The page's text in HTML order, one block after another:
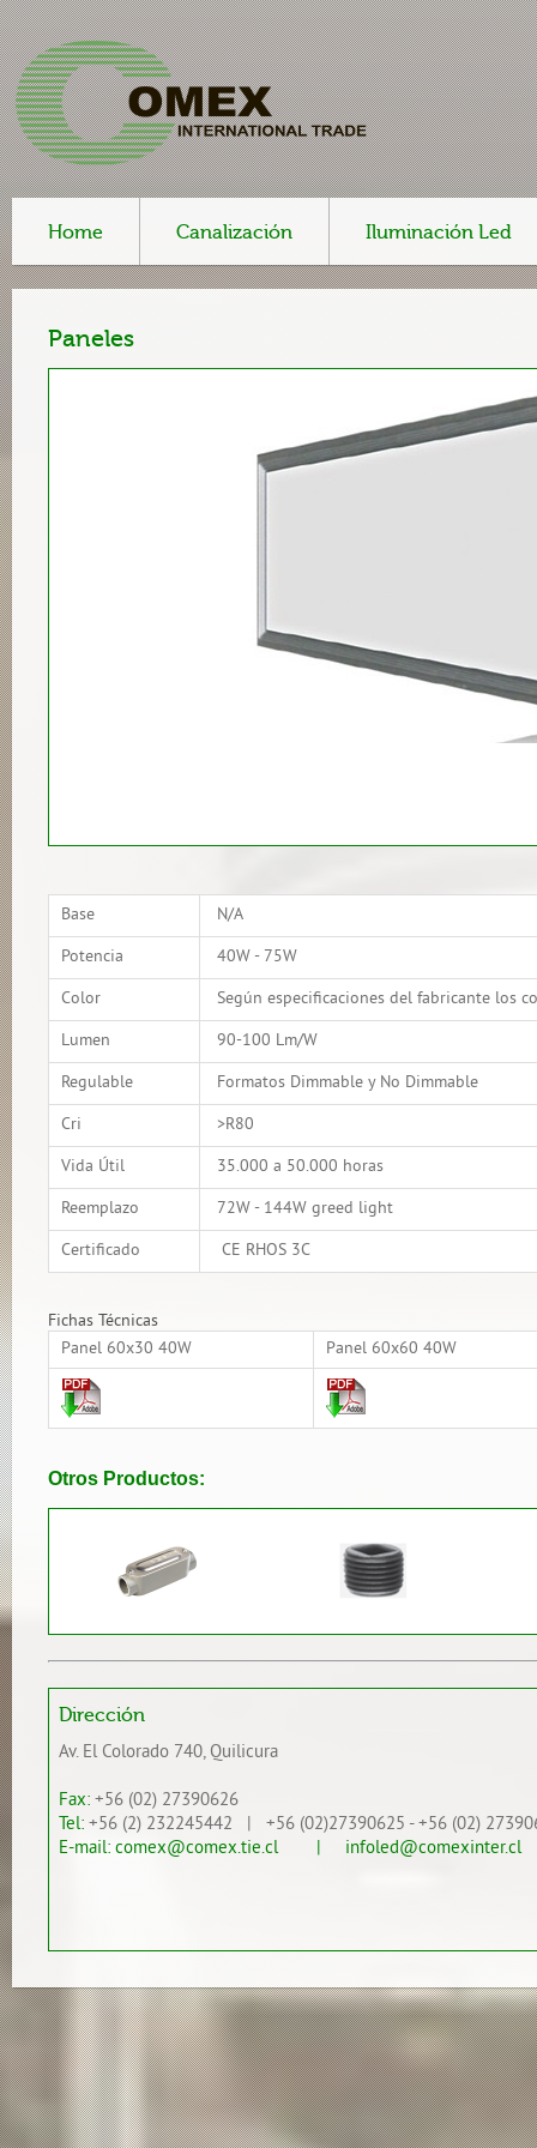
Home Canalización Iluminación Led
Paneles
Base N/A
Potencia 40W - 75W
Color Según especificaciones del fabricante los
Lumen 90-100 Lm/W
Regulable Formatos Dimmable y No Dimmable
Cri >R80
Vida Útil 35.000 a 50.000 horas
Reemplazo 72W - 144W greed light
Certificado CE RHOS 3C
Fichas Técnicas
Panel 60x30 40W
Panel 60x60 40W
Otros Productos:
Dirección
Av. El Colorado 740, Quilicura
Fax: +56 (02) 27390626
Tel: +56 (2) 232245442 | +56 (02)27390625 - +56 (02)
E-mail: comex@comex.tie.cl | infoled@comexinter.cl